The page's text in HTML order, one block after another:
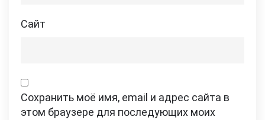
Сайт
Сохранить моё имя, email и адрес сайта в
этом браузере для последующих моих